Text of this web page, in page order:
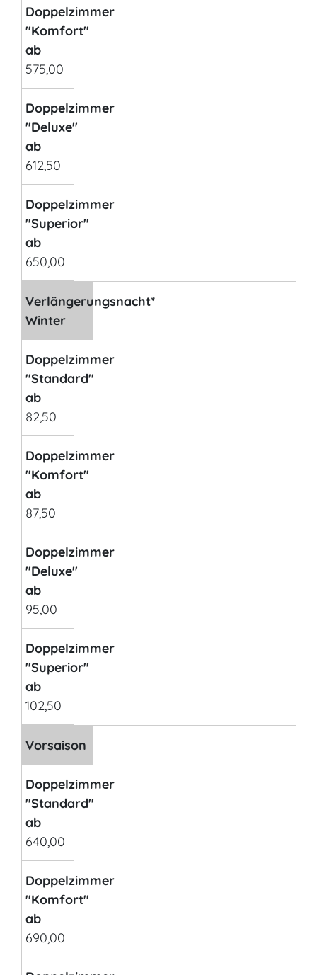
Doppelzimmer
"Komfort"
ab
575,00
Doppelzimmer
"Deluxe"
ab
612,50
Doppelzimmer
"Superior"
ab
650,00
Verlängerungsnacht*
Winter
Doppelzimmer
"Standard"
ab
82,50
Doppelzimmer
"Komfort"
ab
87,50
Doppelzimmer
"Deluxe"
ab
95,00
Doppelzimmer
"Superior"
ab
102,50
Vorsaison
Doppelzimmer
"Standard"
ab
640,00
Doppelzimmer
"Komfort"
ab
690,00